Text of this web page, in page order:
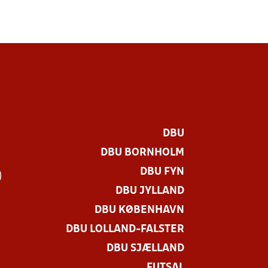
DBU
DBU BORNHOLM
DBU FYN
DBU JYLLAND
DBU KØBENHAVN
DBU LOLLAND-FALSTER
DBU SJÆLLAND